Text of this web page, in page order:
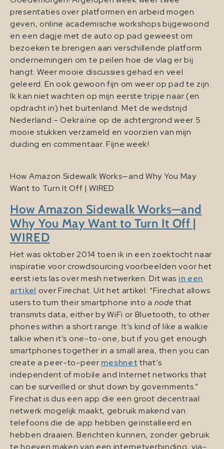
presentaties over platformen en arbeid mogen
geven, online academische workshops bijgewoond
en een dagje met de auto op pad geweest om
bezoeken te brengen aan verschillende platform
ondernemingen om te peilen hoe de vlag er bij
hangt. Weer mooie discussies gehad en veel
geleerd. En ook gewoon fijn om weer op pad te zijn.
Ik kan niet wachten op mijn eerste tripje naar (en
opdracht in) het buitenland. Met de wedstrijd
Nederland – Oekraïne op de achtergrond weer 5
mooie stukken verzameld en voorzien van mijn
duiding en commentaar. Fijne week!
How Amazon Sidewalk Works—and Why You May
Want to Turn It Off | WIRED
How Amazon Sidewalk Works—and
Why You May Want to Turn It Off |
WIRED
Het was oktober 2014 toen ik in een zoektocht naar
inspiratie voor crowdsourcing voorbeelden voor het
eerst iets las over mesh netwerken. Dit was in een
artikel over Firechat. Uit het artikel: “Firechat allows
users to turn their smartphone into a nodethat
transmits data, either by WiFi or Bluetooth, to other
phones within a short range. It’s kind of like a walkie
talkie when it’s one-to-one, but if you get enough
smartphones together in a small area, then you can
create a peer-to-peer meshnet that’s
independent of mobile and Internet networks that
can be surveilled or shut down by governments.”
Firechat is dus een app die een groot decentraal
netwerk mogelijk maakt, gebruik makend van
telefoons die de app hebben geïnstalleerd en
hebben draaien. Berichten kunnen, zonder gebruik
te hoeven maken van een internetverbinding, via-